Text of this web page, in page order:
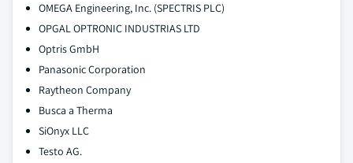
OMEGA Engineering, Inc. (SPECTRIS PLC)
OPGAL OPTRONIC INDUSTRIAS LTD
Optris GmbH
Panasonic Corporation
Raytheon Company
Busca a Therma
SiOnyx LLC
Testo AG.